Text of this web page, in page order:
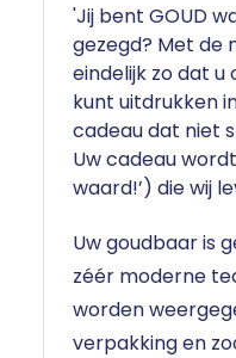
'Jij bent GOUD
gezegd? Met de
eindelijk zo dat u
kunt uitdrukken
cadeau dat niet
Uw cadeau
waard!’) die wij
Uw goudbaar is
zéér moderne
worden
verpakking en